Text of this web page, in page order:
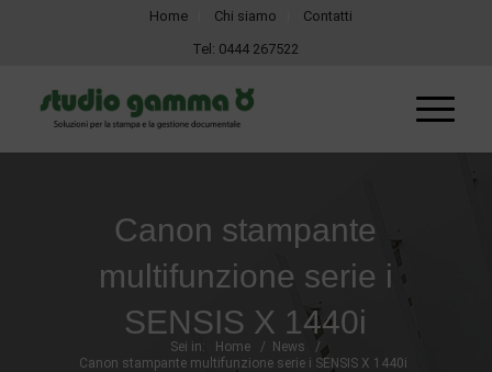
Home Chi siamo
Contatti
Tel: 0444 267522
Canon stampante
multifunzione serie i
SENSIS X 1440i
Sei in: Home / News
/
Canon stampante multifunzione serie i SENSIS X 1440i